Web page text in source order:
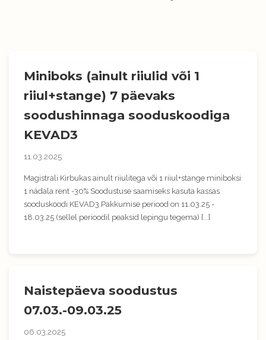
Miniboks (ainult riiulid või 1
riiul+stange) 7 päevaks
soodushinnaga sooduskoodiga
KEVAD3
11.03.2025
Magistrali Kirbukas ainult riiulitega või 1 riiul+stange miniboksi
1 nädala rent -30% Soodustuse saamiseks kasuta kassas
sooduskoodi KEVAD3 Pakkumise periood on 11.03.25 -
18.03.25 (sellel perioodil peaksid lepingu tegema) [...]
Naistepäeva soodustus
07.03.-09.03.25
06.03.2025